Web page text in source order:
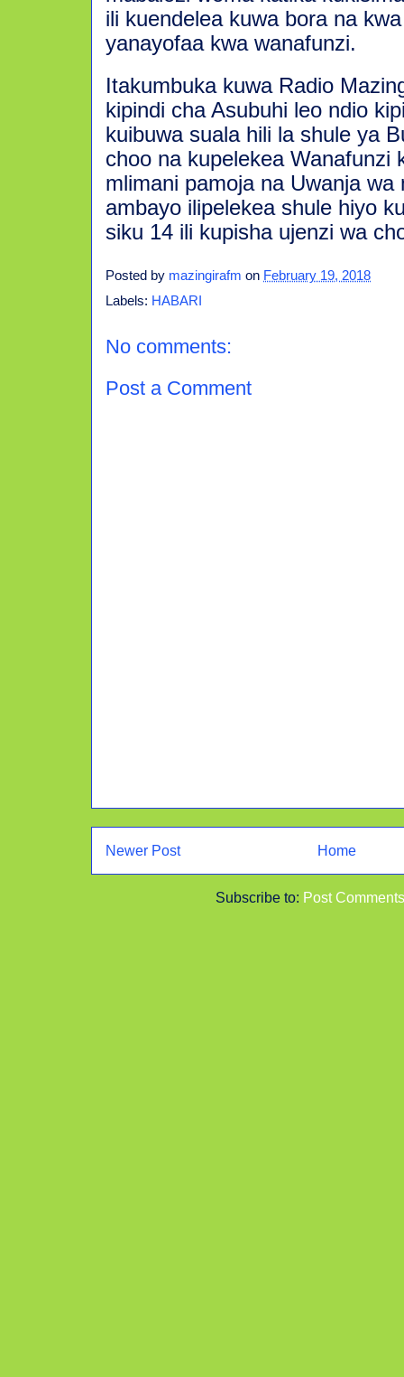
ili kuendelea kuwa bora na
yanayofaa kwa wanafunzi.
Itakumbuka kuwa Radio
kipindi cha Asubuhi leo ndio
kuibuwa suala hili la shule ya
choo na kupelekea Wanafunzi
mlimani pamoja na Uwanja wa
ambayo ilipelekea shule hiyo
siku 14 ili kupisha ujenzi wa
Posted by mazingirafm on February 19, 2018
Labels: HABARI
No comments:
Post a Comment
Newer Post Home
Subscribe to: Post